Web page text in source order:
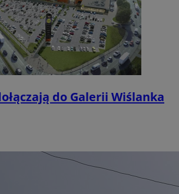
do Galerii Wiślanka